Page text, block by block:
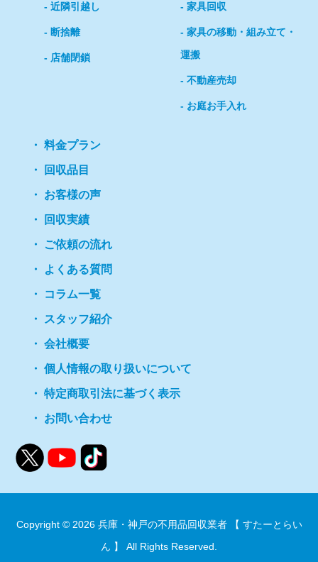
近隣引越し
断捨離
店舗閉鎖
家具回収
家具の移動・組み立て・
運搬
不動産売却
お庭お手入れ
料金プラン
回収品目
お客様の声
回収実績
ご依頼の流れ
よくある質問
コラム一覧
スタッフ紹介
会社概要
個人情報の取り扱いについて
特定商取引法に基づく表示
お問い合わせ
Copyright © 2026 兵庫・神戸の不用品回収業者 【 すたーとらい
ん 】
All Rights Reserved.